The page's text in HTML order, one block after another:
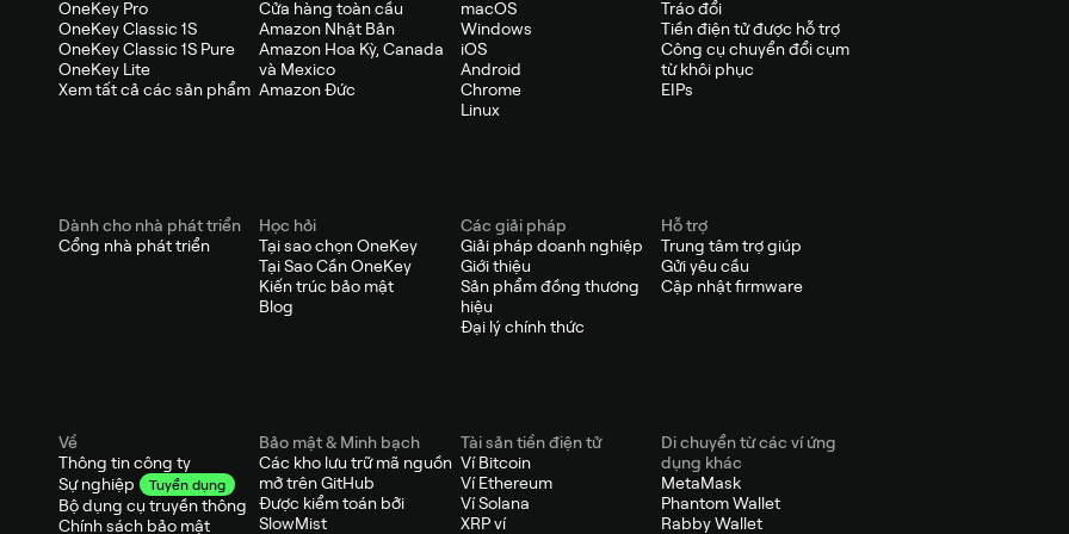
OneKey Pro
OneKey Classic 1S
OneKey Classic 1S Pure
OneKey Lite
Xem tất cả các sản phẩm
Cửa hàng toàn cầu
Amazon Nhật Bản
Amazon Hoa Kỳ, Canada
và Mexico
Amazon Đức
macOS
Windows
iOS
Android
Chrome
Linux
Tráo đổi
Tiền điện tử được hỗ trợ
Công cụ chuyển đổi cụm
từ khôi phục
EIPs
Dành cho nhà phát triển
Cổng nhà phát triển
Học hỏi
Tại sao chọn OneKey
Tại Sao Cần OneKey
Kiến trúc bảo mật
Blog
Các giải pháp
Giải pháp doanh nghiệp
Giới thiệu
Sản phẩm đồng thương
hiệu
Đại lý chính thức
Hỗ trợ
Trung tâm trợ giúp
Gửi yêu cầu
Cập nhật firmware
Về
Thông tin công ty
Sự nghiệp
Tuyển dụng
Bộ dụng cụ truyền thông
Chính sách bảo mật
Bảo mật & Minh bạch
Các kho lưu trữ mã nguồn
mở trên GitHub
Được kiểm toán bởi
SlowMist
Tài sản tiền điện tử
Ví Bitcoin
Ví Ethereum
Ví Solana
XRP ví
Di chuyển từ các ví ứng
dụng khác
MetaMask
Phantom Wallet
Rabby Wallet